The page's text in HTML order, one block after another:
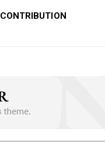
CONTRIBUTION